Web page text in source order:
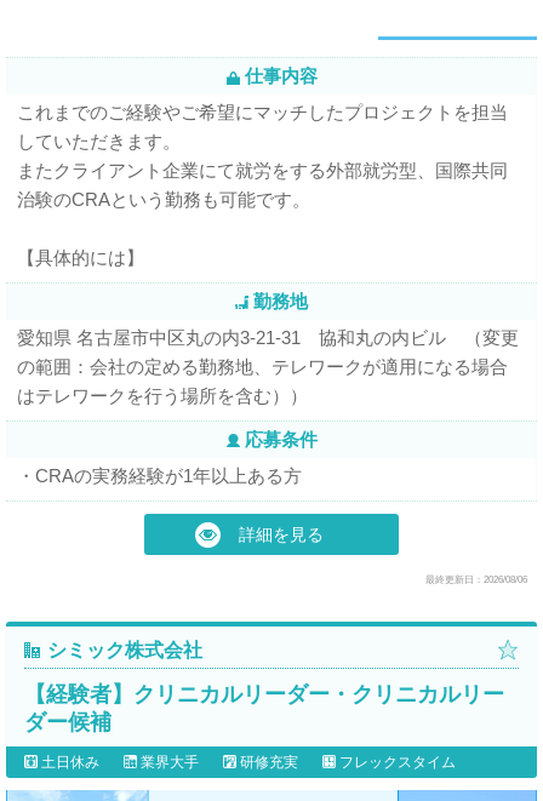
仕事内容
これまでのご経験やご希望にマッチしたプロジェクトを担当
していただきます。
またクライアント企業にて就労をする外部就労型、国際共同
治験のCRAという勤務も可能です。
【具体的には】
勤務地
愛知県 名古屋市中区丸の内3-21-31 協和丸の内ビル （変更
の範囲：会社の定める勤務地、テレワークが適用になる場合
はテレワークを行う場所を含む））
応募条件
・CRAの実務経験が1年以上ある方
詳細を見る
最終更新日：2026/08/06
シミック株式会社
【経験者】クリニカルリーダー・クリニカルリー
ダー候補
土日休み 業界大手 研修充実 フレックスタイム